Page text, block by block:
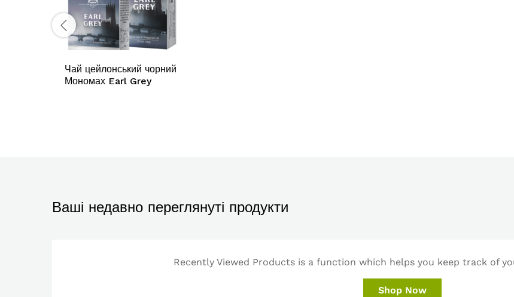
Чай цейлонський чорний
Мономах Earl Grey
Ваші недавно переглянуті продукти
Recently Viewed Products is a function which helps you keep track of
Shop Now